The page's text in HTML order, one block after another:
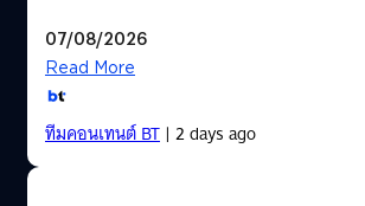
07/08/2026
Read More
ทีมคอนเทนต์ BT| 2 days ago